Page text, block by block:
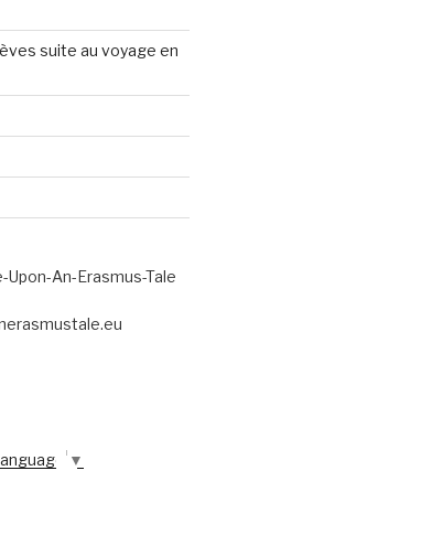
suite au voyage en
An-Erasmus-Tale
▼